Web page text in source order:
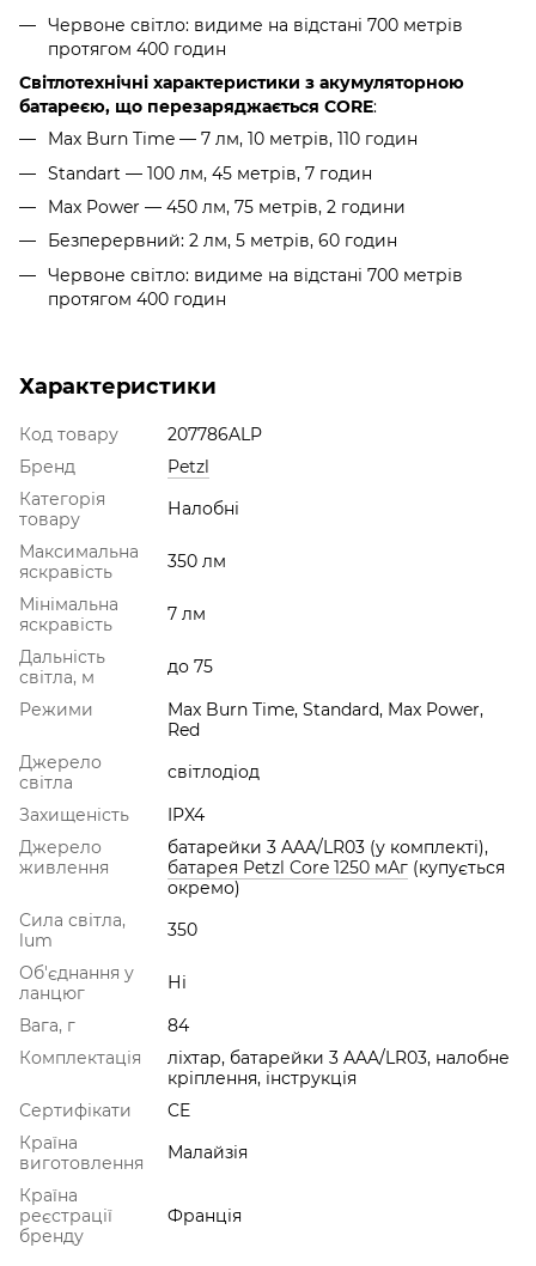
Червоне світло: видиме на відстані 700 метрів
протягом 400 годин
Світлотехнічні характеристики з акумуляторною
батареєю, що перезаряджається CORE:
Max Burn Time — 7 лм, 10 метрів, 110 годин
Standart — 100 лм, 45 метрів, 7 годин
Max Power — 450 лм, 75 метрів, 2 години
Безперервний: 2 лм, 5 метрів, 60 годин
Червоне світло: видиме на відстані 700 метрів
протягом 400 годин
Характеристики
Код товару
207786ALP
Бренд
Petzl
Категорія
товару
Налобні
Максимальна
яскравість
350 лм
Мінімальна
яскравість
7 лм
Дальність
світла, м
до 75
Режими
Max Burn Time, Standard, Max Power,
Red
Джерело
світла
світлодіод
Захищеність
IPX4
Джерело
живлення
батарейки 3 AAA/LR03 (у комплекті),
батарея Petzl Core 1250 мАг (купується
окремо)
Сила світла,
lum
350
Об'єднання у
ланцюг
Ні
Вага, г
84
Комплектація
ліхтар, батарейки 3 AAA/LR03, налобне
кріплення, інструкція
Сертифікати
CE
Країна
виготовлення
Малайзія
Країна
реєстрації
бренду
Франція